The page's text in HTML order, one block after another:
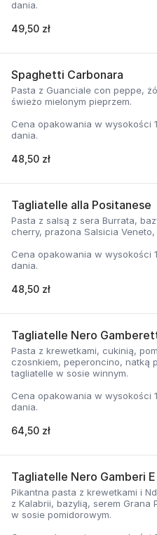
dania.
49,50 zł
Spaghetti Carbonara
Pasta z Guanciale con peppe,
świeżo mielonym pieprzem.
Cena opakowania w wysokości
dania.
48,50 zł
Tagliatelle alla Positanese
Pasta z salsą z sera Burrata,
cherry, prażona Salsicia
Cena opakowania w wysokości
dania.
48,50 zł
Tagliatelle Nero
Pasta z krewetkami, cukinią,
czosnkiem, peperoncino, natką
tagliatelle w sosie winnym.
Cena opakowania w wysokości
dania.
64,50 zł
Tagliatelle Nero Gamberi
Pikantna pasta z krewetkami i
z Kalabrii, bazylią, serem Grana
w sosie pomidorowym.